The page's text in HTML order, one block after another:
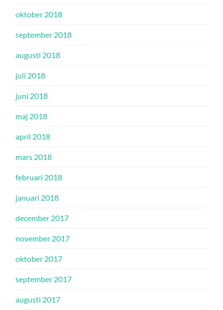
oktober 2018
september 2018
augusti 2018
juli 2018
juni 2018
maj 2018
april 2018
mars 2018
februari 2018
januari 2018
december 2017
november 2017
oktober 2017
september 2017
augusti 2017